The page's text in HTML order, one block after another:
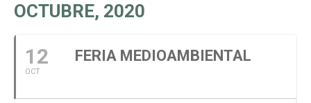
OCTUBRE, 2020
12
OCT
FERIA MEDIOAMBIENTAL